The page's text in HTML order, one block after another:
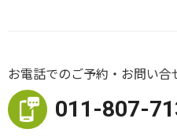
お電話でのご予約・お問い合
011-807-